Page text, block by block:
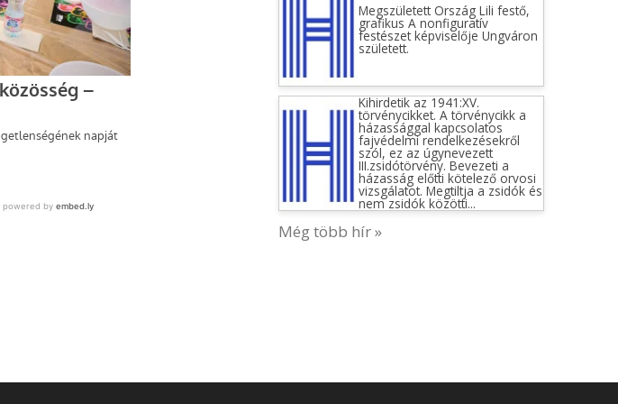
Megszületett Ország Lili festő,
grafikus A nonfiguratív
festészet képviselője Ungváron
született.
Kihirdetik az 1941:XV.
törvénycikket. A törvénycikk a
házassággal kapcsolatos
fajvédelmi rendelkezésekről
szól, ez az úgynevezett
III.zsidótörvény. Bevezeti a
házasság előtti kötelező orvosi
vizsgálatot. Megtiltja a zsidók és
nem zsidók közötti...
Még több hír »